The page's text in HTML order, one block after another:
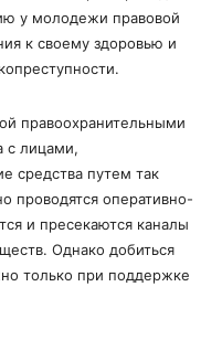
у молодежи правовой
к своему здоровью и
правоохранительными
с лицами,
средства путем так
проводятся оперативно-
и пресекаются каналы
Однако добиться
только при поддержке